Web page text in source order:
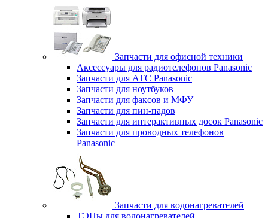
Запчасти для офисной техники
Аксессуары для радиотелефонов Panasonic
Запчасти для АТС Panasonic
Запчасти для ноутбуков
Запчасти для факсов и МФУ
Запчасти для пин-падов
Запчасти для интерактивных досок Panasonic
Запчасти для проводных телефонов
Panasonic
Запчасти для водонагревателей
ТЭНы для водонагревателей